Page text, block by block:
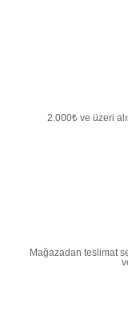
2.000₺ ve üzeri
Mağazadan teslimat